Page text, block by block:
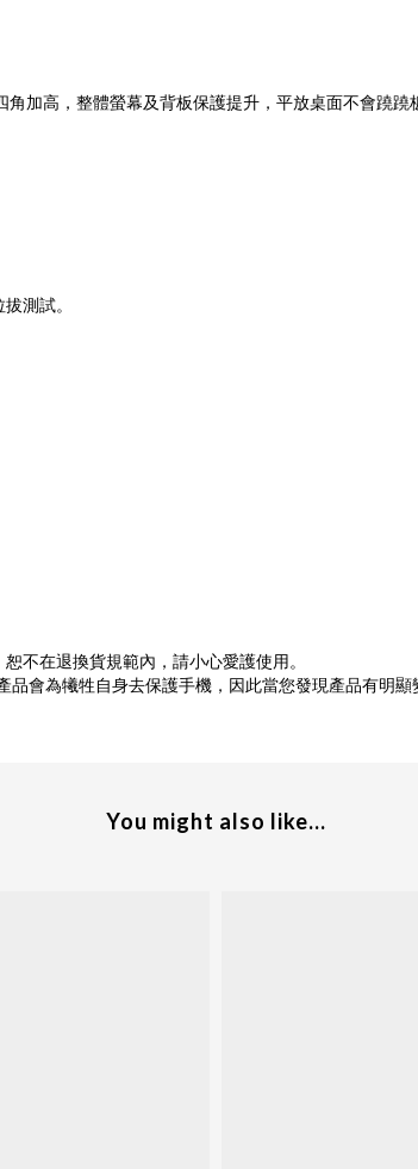
角加高， 整體螢幕及背板保護提升 ，平放桌面不會蹺蹺
測試。
不在退換貨規範內，請小心愛護使用。
會為犧牲自身去保護手機，因此當您發現產品有明顯
You might also like...